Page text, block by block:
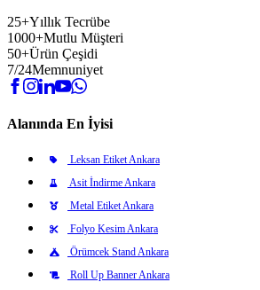
25+Yıllık Tecrübe
1000+Mutlu Müşteri
50+Ürün Çeşidi
7/24Memnuniyet
Alanında En İyisi
Leksan Etiket Ankara
Asit İndirme Ankara
Metal Etiket Ankara
Folyo Kesim Ankara
Örümcek Stand Ankara
Roll Up Banner Ankara